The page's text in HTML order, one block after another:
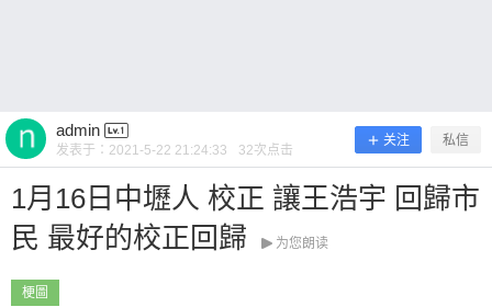
admin
发表于： 2021-5-22 21:24:33 32次点击
关注 私信
1月16日中壢人 校正 讓王浩宇 回歸市
民 最好的校正回歸
为您朗读
梗圖